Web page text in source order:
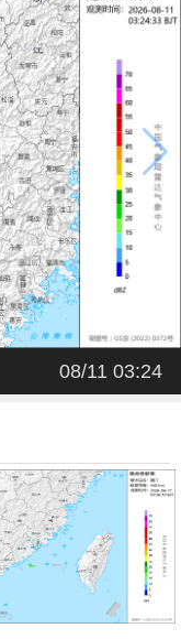
贵州 云南 西藏
新疆
08/11 03:24